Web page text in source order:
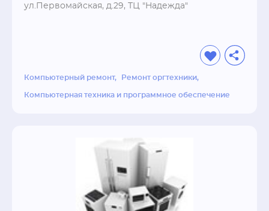
сделать и рассчитать заявку на сайте, либо
ул.Первомайская, д.29, ТЦ "Надежда"
Компьютерный ремонт Ремонт оргтехники
Компьютерная техника и программное обеспечение